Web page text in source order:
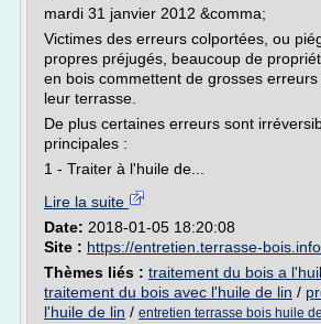
mardi 31 janvier 2012 &comma;
Victimes des erreurs colportées, ou
propres préjugés, beaucoup de
en bois commettent de grosses
leur terrasse.
De plus certaines erreurs sont
principales :
1 - Traiter à l'huile de...
Lire la suite
Date: 2018-01-05 18:20:08
Site : https://entretien.terrasse-bois.info
Thèmes liés : traitement du bois a
traitement du bois avec l'huile de lin /
l'huile de lin / entretien terrasse bois huile